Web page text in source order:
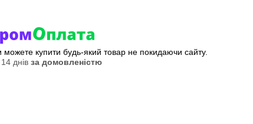
можете купити будь-який товар не покидаючи сайту.
днів за домовленістю